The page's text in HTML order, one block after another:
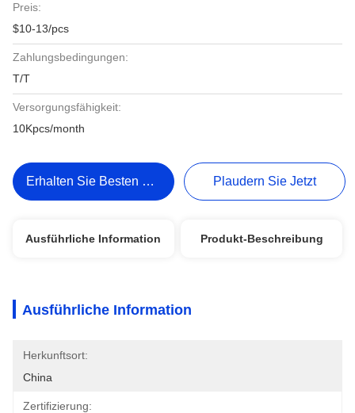
Preis:
$10-13/pcs
Zahlungsbedingungen:
T/T
Versorgungsfähigkeit:
10Kpcs/month
Erhalten Sie Besten Preis Plaudern Sie Jetzt
Ausführliche Information Produkt-Beschreibung
Ausführliche Information
Herkunftsort:
China
Zertifizierung: